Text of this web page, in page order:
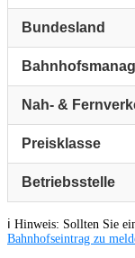
Bundesland
Nah- &
Preisklasse
Betriebsstelle
ℹ️ Hinweis: Sollten Sie
Bahnhofseintrag zu